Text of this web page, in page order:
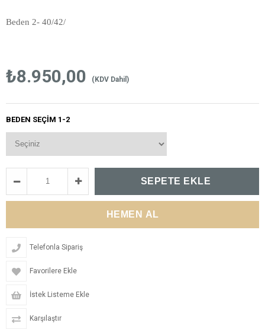
Beden 2- 40/42/
₺8.950,00 (KDV Dahil)
BEDEN SEÇIM 1-2
Telefonla Sipariş
Favorilere Ekle
İstek Listeme Ekle
Karşılaştır